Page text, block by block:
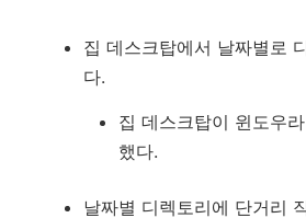
집 데스크탑에서 날짜별로
다.
집 데스크탑이 윈도우
했다.
날짜별 디렉토리에 단거리